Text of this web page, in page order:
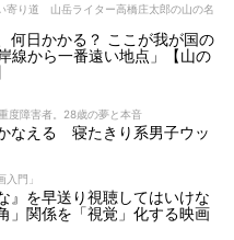
寄り道 山岳ライター高橋庄太郎の山の名
何日かかる？ ここが我が国の
線から一番遠い地点」【山の
度障害者。28歳の夢と本音
なえる 寝たきり系男子ウッ
門」
』を早送り視聴してはいけな
関係を「視覚」化する映画